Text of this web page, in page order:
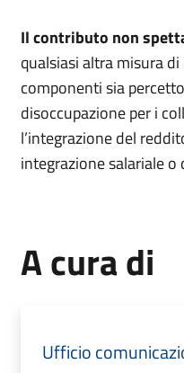
Il contributo non
qualsiasi altra misura
componenti sia
disoccupazione per i
l’integrazione del
integrazione salariale
A cura di
Ufficio